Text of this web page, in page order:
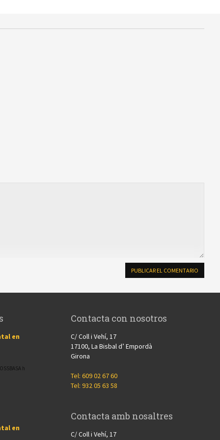
en
h
en
Contacta con nosotros
C/ Coll i Vehí, 17
17100, La Bisbal d’ Empordà
Girona
Tel: 609 02 67 60
Tel: 932 05 63 58
Contacta amb nosaltres
C/ Coll i Vehí, 17